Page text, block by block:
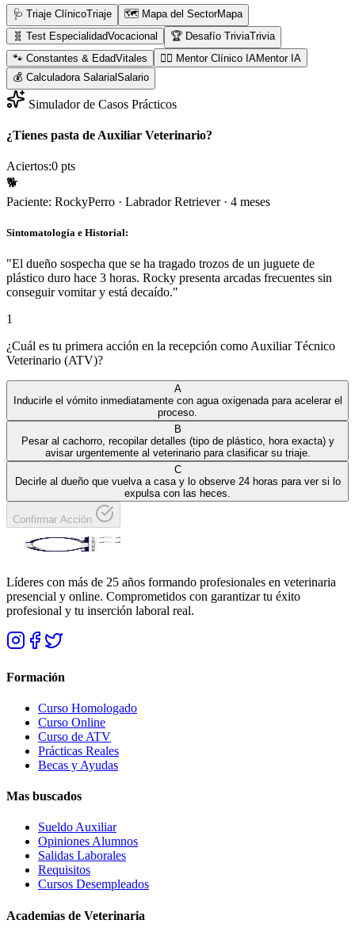
🩺 Triaje ClínicoTriaje 🗺️ Mapa del SectorMapa
🧬 Test EspecialidadVocacional 🏆 Desafío TriviaTrivia
🐾 Constantes & EdadVitales 👨‍⚕️ Mentor Clínico IAMentor IA
💰 Calculadora SalarialSalario
Simulador de Casos Prácticos
¿Tienes pasta de Auxiliar Veterinario?
Aciertos:0 pts
🐕
Paciente: RockyPerro · Labrador Retriever· 4 meses
Sintomatología e Historial:
"El dueño sospecha que se ha tragado trozos de un juguete de
plástico duro hace 3 horas. Rocky presenta arcadas frecuentes sin
conseguir vomitar y está decaído."
1
¿Cuál es tu primera acción en la recepción como Auxiliar Técnico
Veterinario (ATV)?
A
Inducirle el vómito inmediatamente con agua oxigenada para acelerar el
proceso.
B
Pesar al cachorro, recopilar detalles (tipo de plástico, hora exacta) y
avisar urgentemente al veterinario para clasificar su triaje.
C
Decirle al dueño que vuelva a casa y lo observe 24 horas para ver si lo
expulsa con las heces.
Confirmar Acción
Líderes con más de 25 años formando profesionales en veterinaria
presencial y online. Comprometidos con garantizar tu éxito
profesional y tu inserción laboral real.
Formación
Curso Homologado
Curso Online
Curso de ATV
Prácticas Reales
Becas y Ayudas
Mas buscados
Sueldo Auxiliar
Opiniones Alumnos
Salidas Laborales
Requisitos
Cursos Desempleados
Academias de Veterinaria